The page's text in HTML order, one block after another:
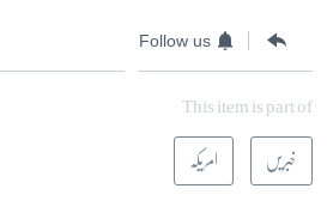
Follow us
This item is part of
خبریں امریکہ